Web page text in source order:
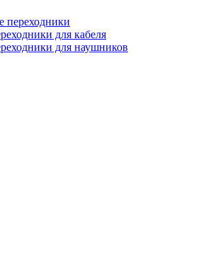
переходники
для кабеля
для наушников